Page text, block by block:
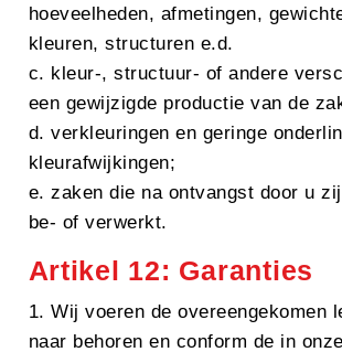
hoeveelheden, afmetingen,
kleuren, structuren e.d.
c. kleur-, structuur- of andere
een gewijzigde productie van de
d. verkleuringen en geringe
kleurafwijkingen;
e. zaken die na ontvangst door u
be- of verwerkt.
Artikel 12: Garanties
1. Wij voeren de overeengekomen
naar behoren en conform de in